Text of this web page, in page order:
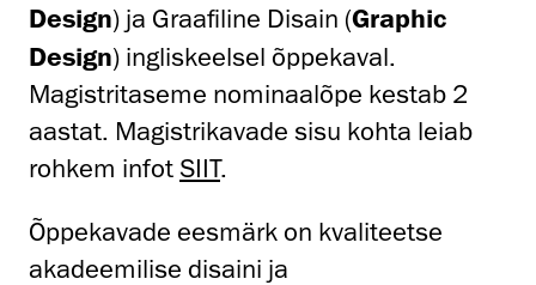
Design) ja Graafiline Disain (Graphic
Design) ingliskeelsel õppekaval.
Magistritaseme nominaalõpe kestab 2
aastat. Magistrikavade sisu kohta leiab
rohkem infotSIIT.
Õppekavade eesmärk on kvaliteetse
akadeemilise disaini ja